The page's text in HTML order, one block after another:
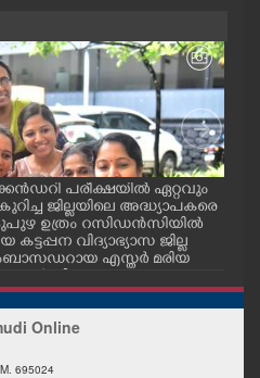
പരീക്ഷയിൽ ഏറ്റവും
ജില്ലയിലെ അദ്ധ്യാപകരെ
ഉത്രം റസിഡൻസിയിൽ
കട്ടപ്പന വിദ്യാഭ്യാസ ജില്ല
എസ്തർ മരിയ
Online
695024